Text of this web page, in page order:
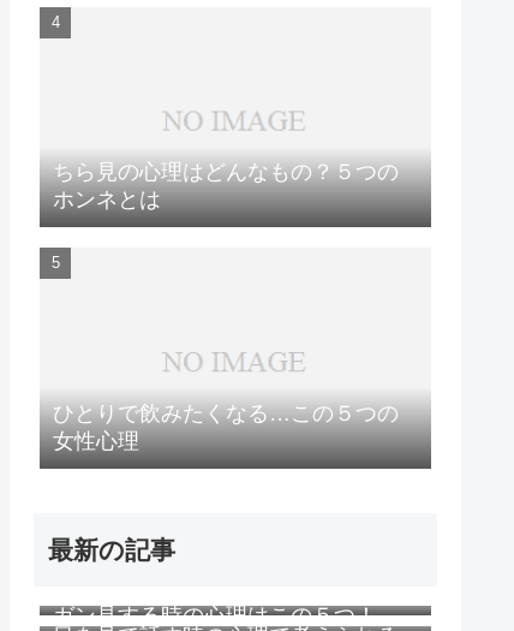
ちら見の心理はどんなもの？５つの
ホンネとは
ひとりで飲みたくなる…この５つの
女性心理
最新の記事
ガン見する時の心理はこの５つ！